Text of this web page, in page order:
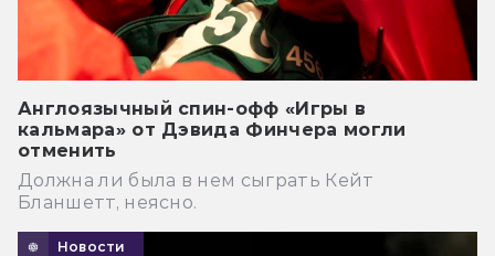
Англоязычный спин-офф «Игры в
кальмара» от Дэвида Финчера могли
отменить
Должна ли была в нем сыграть Кейт
Бланшетт, неясно.
Новости